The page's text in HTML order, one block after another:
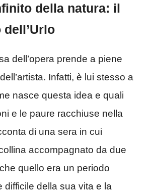
della natura: il
dell’opera prende a piene
Infatti, è lui stesso a
nasce questa idea e quali
e le paure racchiuse nella
di una sera in cui
accompagnato da due
quello era un periodo
difficile della sua vita e la